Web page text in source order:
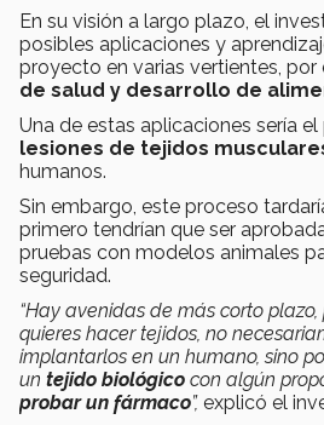
En su visión a largo plazo, el
posibles aplicaciones y
proyecto en varias vertientes, por
de salud y desarrollo de
Una de estas aplicaciones sería
lesiones de tejidos
humanos.
Sin embargo, este proceso
primero tendrían que ser
pruebas con modelos animales
seguridad.
“Hay avenidas de más corto
quieres hacer tejidos, no
implantarlos en un humano, sino
un tejido biológico con algún
probar un fármaco”, explicó el